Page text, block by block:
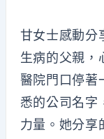
甘女士感動分
生病的父親，
醫院門口停著
悉的公司名字
力量。她分享